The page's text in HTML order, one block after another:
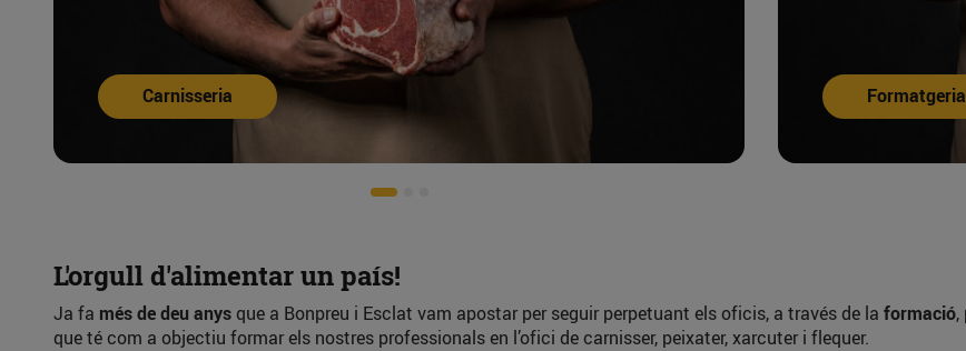
Peixateria Xarcuteria
L'orgull d'alimentar un país!
Ja fa més de deu anys que a Bonpreu i Esclat vam apostar per seguir perpetuant els oficis, a través de la formació,
que té com a objectiu formar els nostres professionals en l’ofici de carnisser, peixater, xarcuter i flequer.